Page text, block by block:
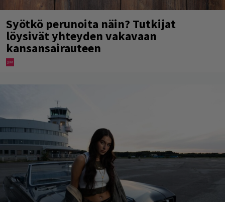
Syötkö perunoita näin? Tutkijat
löysivät yhteyden vakavaan
kansansairauteen